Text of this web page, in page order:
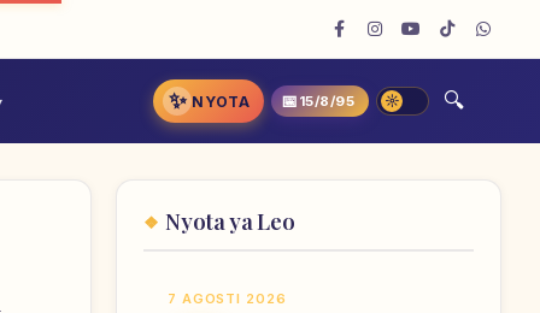
✨ NYOTA 📅 15/8/95
Nyota ya Leo
7 AGOSTI 2026